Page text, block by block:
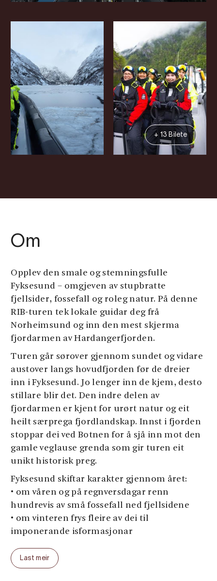
+ 13 Bilete
Om
Opplev den smale og stemningsfulle
Fyksesund – omgjeven av stupbratte
fjellsider, fossefall og roleg natur. På denne
RIB-turen tek lokale guidar deg frå
Norheimsund og inn den mest skjerma
fjordarmen av Hardangerfjorden.
Turen går sørover gjennom sundet og vidare
austover langs hovudfjorden før de dreier
inn i Fyksesund. Jo lenger inn de kjem, desto
stillare blir det. Den indre delen av
fjordarmen er kjent for urørt natur og eit
heilt særprega fjordlandskap. Innst i fjorden
stoppar dei ved Botnen for å sjå inn mot den
gamle veglause grenda som gir turen eit
unikt historisk preg.
Fyksesund skiftar karakter gjennom året:
• om våren og på regnversdagar renn
hundrevis av små fossefall ned fjellsidene
• om vinteren frys fleire av dei til
imponerande isformasjonar
Undervegs gjer me korte stopp for foto og
historieforteljing. Du får høyre om natur,
Last meir